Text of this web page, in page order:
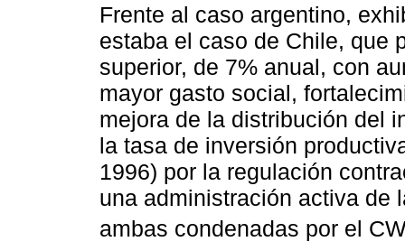
Frente al caso argentino,
estaba el caso de Chile, que
superior, de 7% anual, con
mayor gasto social,
mejora de la distribución del
la tasa de inversión
1996) por la regulación
una administración activa de
ambas condenadas por el